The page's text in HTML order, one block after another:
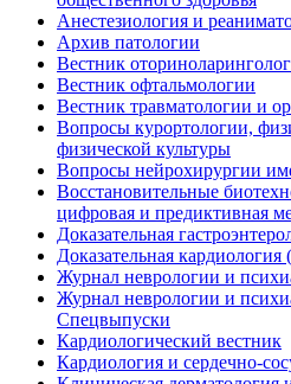
Анестезиология и
Архив патологии
Вестник
Вестник офтальмологии
Вестник травматологии и
Вопросы курортологии,
физической культуры
Вопросы нейрохирургии
Восстановительные
цифровая и предиктивная
Доказательная
Доказательная кардиология
Журнал неврологии и
Журнал неврологии и
Спецвыпуски
Кардиологический вестник
Кардиология и сердечно-